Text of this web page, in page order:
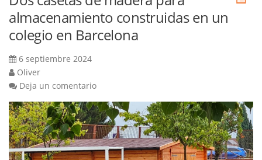
almacenamiento construidas en un
colegio en Barcelona
6 septiembre 2024
Oliver
Deja un comentario